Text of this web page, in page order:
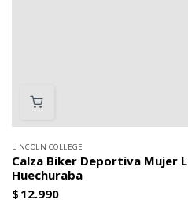
LINCOLN COLLEGE
Calza Biker Deportiva Mujer
Huechuraba
$ 12.990